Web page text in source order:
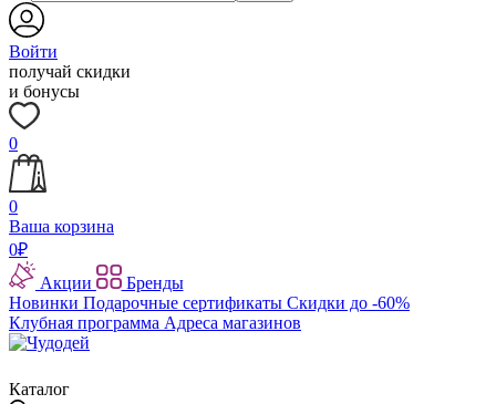
Войти
получай скидки
и бонусы
0
0
Ваша корзина
0₽
Акции
Бренды
Новинки Подарочные сертификаты Скидки до -60%
Клубная программа Адреса магазинов
Каталог